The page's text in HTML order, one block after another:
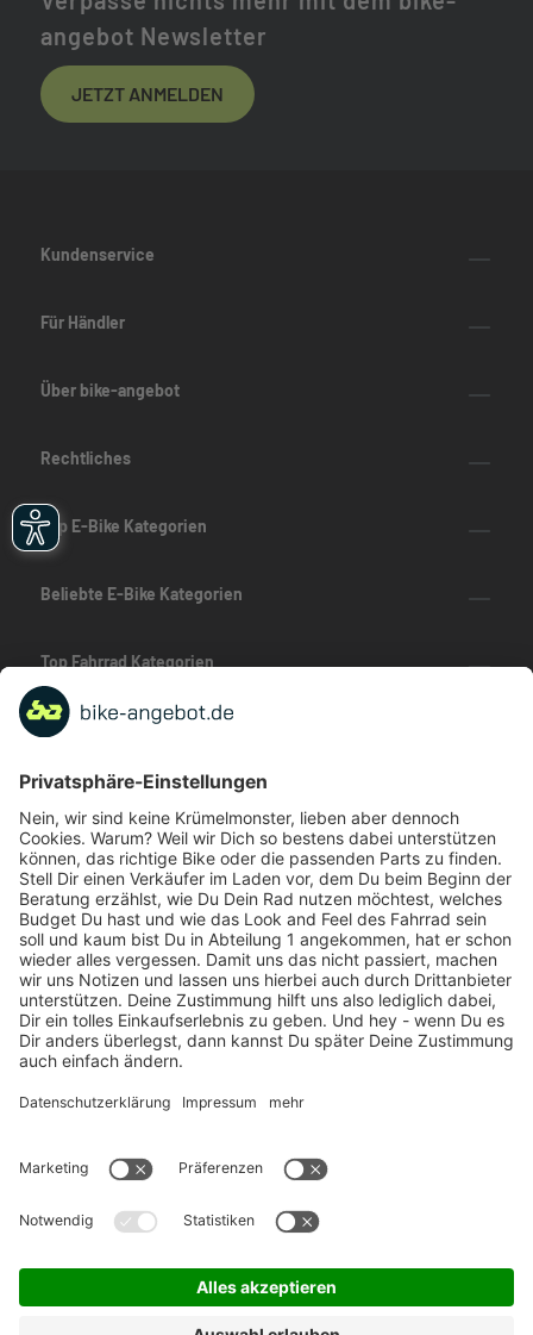
angebot Newsletter
JETZT ANMELDEN
Kundenservice
Für Händler
Über bike-angebot
Rechtliches
Top E-Bike Kategorien
Beliebte E-Bike Kategorien
Top Fahrrad Kategorien
Beliebte Fahrrad-Kategorien
Marken-Highlights
TOP-Marken
ZAHLUNGSARTEN / RATENKAUF
FÜR ARBEITGEBER & ARBEITNEHMER